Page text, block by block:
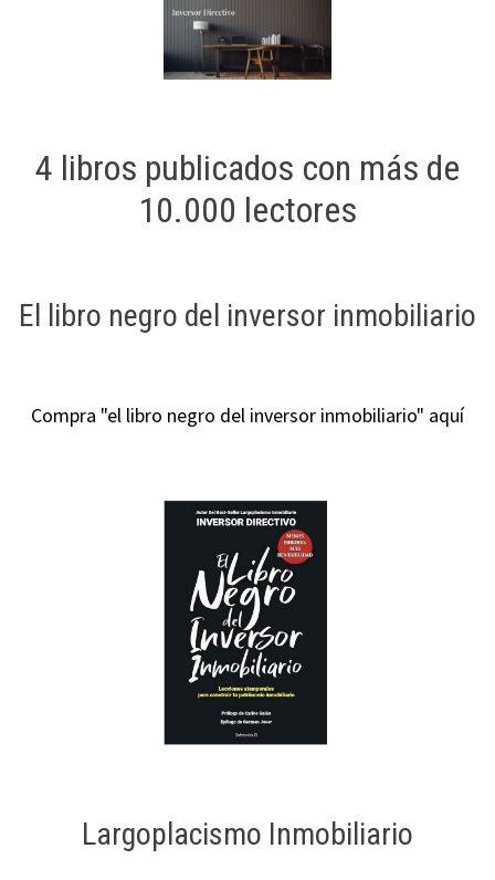
4 libros publicados con más de
10.000 lectores
El libro negro del inversor inmobiliario
Compra "el libro negro del inversor inmobiliario" aquí
Largoplacismo Inmobiliario